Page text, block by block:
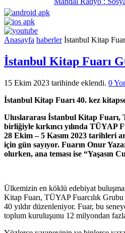
Anasayfa haberler İstanbul Kitap
İstanbul Kitap Fuarı
15 Ekim 2023 tarihinde eklendi. 0
İstanbul Kitap Fuarı 40. kez
Uluslararası İstanbul Kitap Fuarı,
birliğiyle kırkıncı yılında TÜYAP
28 Ekim – 5 Kasım 2023 tarihleri
için gün sayıyor. Fuarın Onur
olurken, ana teması ise “Yaşasın
Ülkemizin en köklü edebiyat
Kitap Fuarı, TÜYAP Fuarcılık Grubu
40 yıldır düzenleniyor. Fuar, bu
toplum kuruluşunu 12 milyondan